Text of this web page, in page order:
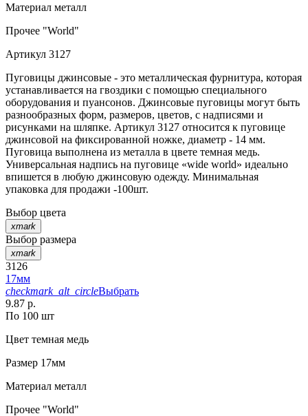
Материал металл
Прочее "World"
Артикул 3127
Пуговицы джинсовые - это металлическая фурнитура, которая
устанавливается на гвоздики с помощью специального
оборудования и пуансонов. Джинсовые пуговицы могут быть
разнообразных форм, размеров, цветов, с надписями и
рисунками на шляпке. Артикул 3127 относится к пуговице
джинсовой на фиксированной ножке, диаметр - 14 мм.
Пуговица выполнена из металла в цвете темная медь.
Универсальная надпись на пуговице «wide world» идеально
впишется в любую джинсовую одежду. Минимальная
упаковка для продажи -100шт.
Выбор цвета
xmark
Выбор размера
xmark
3126
17мм
checkmark_alt_circleВыбрать
9.87 р.
По 100 шт
Цвет темная медь
Размер 17мм
Материал металл
Прочее "World"